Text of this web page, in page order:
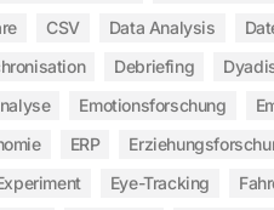
CSV Data Analysis
Debriefing
Emotionsforschung
ERP
Eye-Tracking